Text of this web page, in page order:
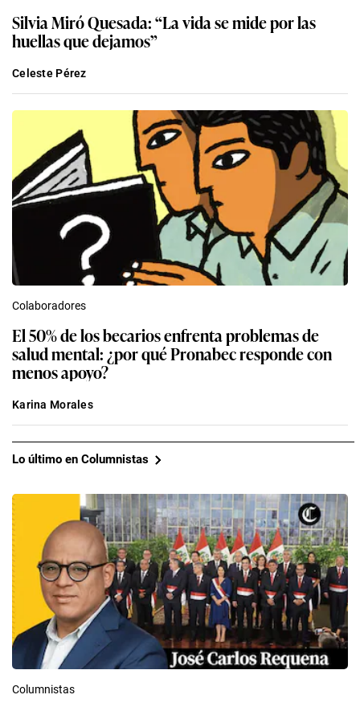
Silvia Miró Quesada: “La vida se mide por las
huellas que dejamos”
Celeste Pérez
Colaboradores
El 50% de los becarios enfrenta problemas de
salud mental: ¿por qué Pronabec responde con
menos apoyo?
Karina Morales
Lo último en Columnistas
Columnistas